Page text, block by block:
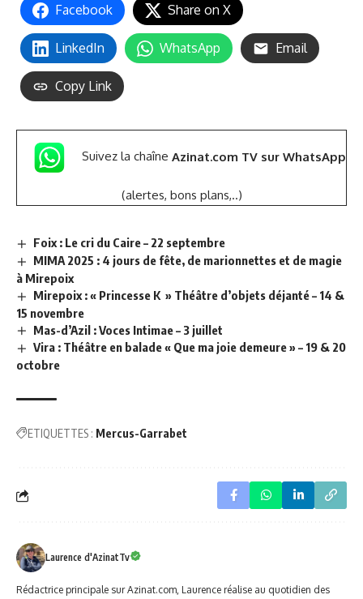
Facebook Share on X
LinkedIn WhatsApp Email
Copy Link
Suivez la chaîne Azinat.com TV sur WhatsApp
(alertes, bons plans,..)
Foix : Le cri du Caire – 22 septembre
MIMA 2025 : 4 jours de fête, de marionnettes et de magie
à Mirepoix
Mirepoix : « Princesse K » Théâtre d’objets déjanté – 14 &
15 novembre
Mas-d’Azil : Voces Intimae – 3 juillet
Vira : Théâtre en balade « Que ma joie demeure » – 19 & 20
octobre
ETIQUETTES : Mercus-Garrabet
Laurence d'AzinatTv
Rédactrice principale sur Azinat.com, Laurence réalise au quotidien des